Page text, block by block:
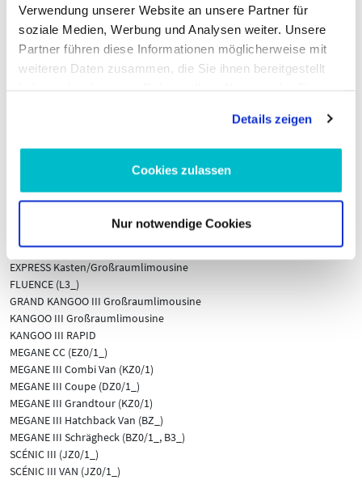
Verwendung unserer Website an unsere Partner für
soziale Medien, Werbung und Analysen weiter. Unsere
Partner führen diese Informationen möglicherweise mit
weiteren Daten zusammen, die Sie ihnen bereitgestellt
Details zeigen
Cookies zulassen
Nur notwendige Cookies
NISSAN
JUKE (F16_)
TERRANO (D10)
RENAULT
CAPTUR II (HF_)
DUSTER (HM_)
EXPRESS Kasten/Großraumlimousine
FLUENCE (L3_)
GRAND KANGOO III Großraumlimousine
KANGOO III Großraumlimousine
KANGOO III RAPID
MEGANE CC (EZ0/1_)
MEGANE III Combi Van (KZ0/1)
MEGANE III Coupe (DZ0/1_)
MEGANE III Grandtour (KZ0/1)
MEGANE III Hatchback Van (BZ_)
MEGANE III Schrägheck (BZ0/1_, B3_)
SCÉNIC III (JZ0/1_)
SCÉNIC III VAN (JZ0/1_)